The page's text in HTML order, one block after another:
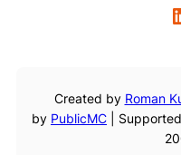
LinkedIn
Created by Roman
by PublicMC |